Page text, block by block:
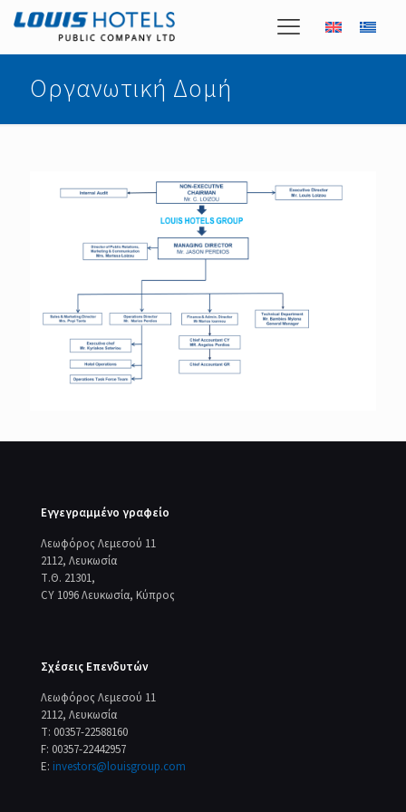
Οργανωτική Δομή
Εγγεγραμμένο γραφείο
Λεωφόρος Λεμεσού 11
2112, Λευκωσία
Τ.Θ. 21301,
CY 1096 Λευκωσία, Κύπρος
Σχέσεις Επενδυτών
Λεωφόρος Λεμεσού 11
2112, Λευκωσία
T: 00357-22588160
F: 00357-22442957
E: investors@louisgroup.com